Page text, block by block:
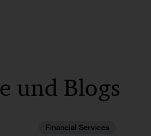
und Blogs
Financial Services